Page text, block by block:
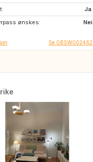
Ja
ønskes:
Nei
Se GBSW002462